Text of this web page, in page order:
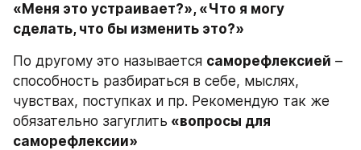
«Меня это устраивает?», «Что я могу
сделать, что бы изменить это?»
По другому это называется саморефлексией –
способность разбираться в себе, мыслях,
чувствах, поступках и пр. Рекомендую так же
обязательно загуглить «вопросы для
саморефлексии»